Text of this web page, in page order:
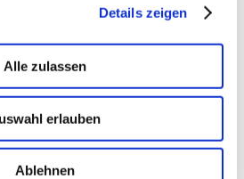
Details zeigen
Alle zulassen
erlauben
Ablehnen